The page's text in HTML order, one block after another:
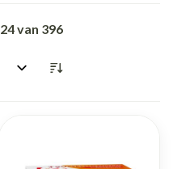
24van 396